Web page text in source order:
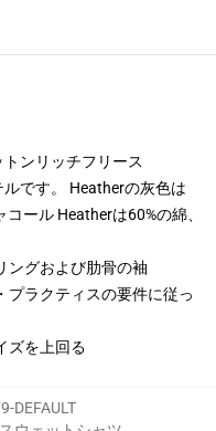
ンリッチフリース
です。 Heatherの灰色は
ール Heatherは60%の綿、
ングおよび肋骨の袖
プラクティスの要件に従っ
ズを上回る
DEFAULT